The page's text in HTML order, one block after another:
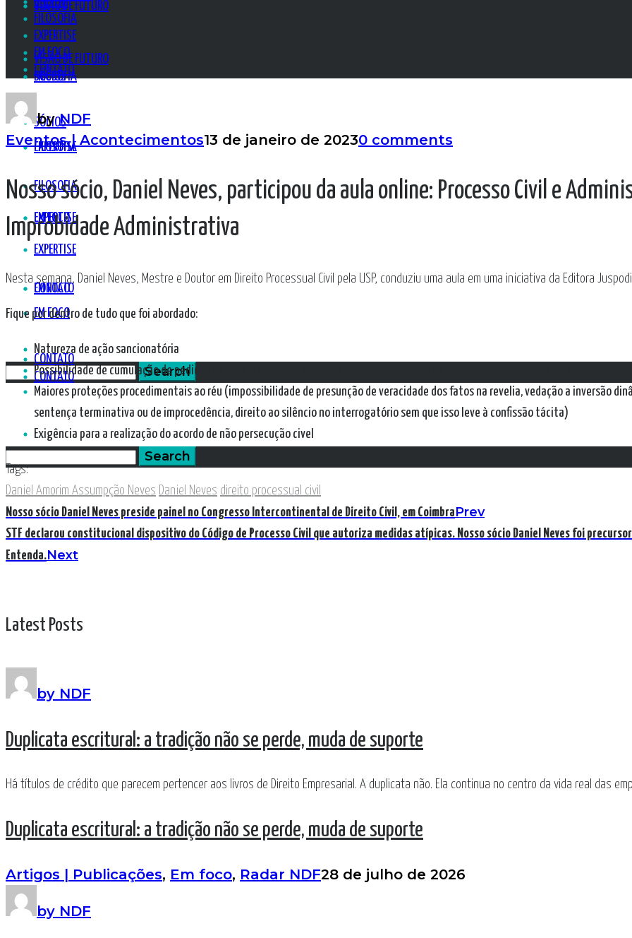
SÓCIOS
FILOSOFIA
EXPERTISE
EM FOCO
CONTATO
VISÃO DE FUTURO
SÓCIOS
FILOSOFIA
EXPERTISE
EM FOCO
CONTATO
VISÃO DE FUTURO
SÓCIOS
FILOSOFIA
EXPERTISE
EM FOCO
CONTATO
FILOSOFIA
EXPERTISE
EM FOCO
CONTATO
byNDF
Eventos | Acontecimentos13 de janeiro de 20230 comments
Nosso sócio, Daniel Neves, participou da aula online: Processo Civil e
Improbidade Administrativa
Nesta semana, Daniel Neves, Mestre e Doutor em Direito Processual Civil pela USP, conduziu uma aula em uma iniciativa da Editora
Fique por dentro de tudo que foi abordado:
Natureza de ação sancionatória
Possibilidade de cumulação de pedidos de tutela do patrimônio público (ressarcimento de danos) com aplicação das penas
Maiores proteções procedimentais ao réu (impossibilidade de presunção de veracidade dos fatos na revelia, vedação a inversão
sentença terminativa ou de improcedência, direito ao silêncio no interrogatório sem que isso leve à confissão tácita)
Exigência para a realização do acordo de não persecução civel
Tags:
Daniel Amorim Assumpção Neves Daniel Neves direito processual civil
Nosso sócio Daniel Neves preside painel no Congresso Intercontinental de Direito Civil, em CoimbraPrev
STF declarou constitucional dispositivo do Código de Processo Civil que autoriza medidas atípicas. Nosso sócio Daniel Neves foi
Entenda.Next
Latest Posts
by NDF
Duplicata escritural: a tradição não se perde, muda de suporte
Há títulos de crédito que parecem pertencer aos livros de Direito Empresarial. A duplicata não. Ela continua no centro da vida real das
Duplicata escritural: a tradição não se perde, muda de suporte
Artigos | Publicações, Em foco, Radar NDF28 de julho de 2026
by NDF